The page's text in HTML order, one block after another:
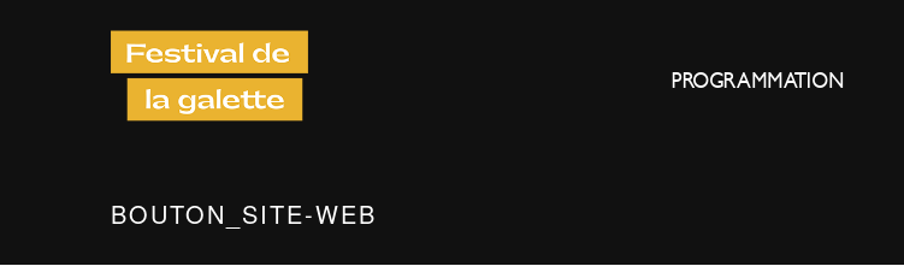
PROGRAMMATION
BOUTON_SITE-WEB